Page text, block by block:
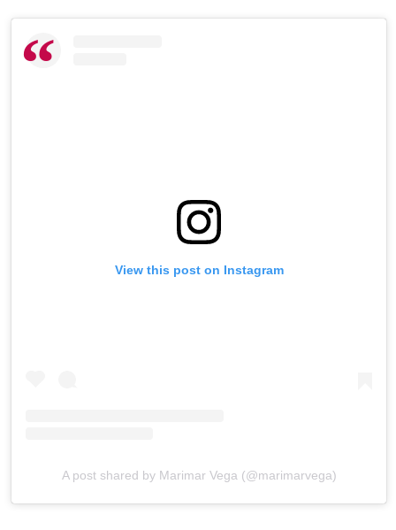
View this post on Instagram
A post shared by Marimar Vega (@marimarvega)